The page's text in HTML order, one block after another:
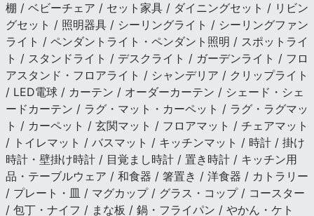
棚 / ベビーチェア / セット家具 / ダイニングセット / リビン
グセット / 照明器具 / シーリングライト / シーリングファン
ライト / ペンダントライト・ペンダント照明 / スポットライ
ト / スタンドライト / デスクライト / ガーデンライト / フロ
アスタンド・フロアライト / シャンデリア / クリップライト
/ LED電球 / カーテン / オーダーカーテン / シェード・シェ
ードカーテン / ラグ・マット・カーペット / ラグ・ラグマッ
ト / カーペット / 玄関マット / フロアマット / チェアマット
/ トイレマット / バスマット / キッチンマット / 時計 / 掛け
時計・壁掛け時計 / 目覚まし時計 / 置き時計 / キッチン用
品・テーブルウェア / 和食器 / 箸置き / 洋食器 / カトラリー
/ プレート・皿 / マグカップ / グラス・コップ / コースター
/ 包丁・ナイフ / まな板 / 鍋・フライパン / やかん・ケト